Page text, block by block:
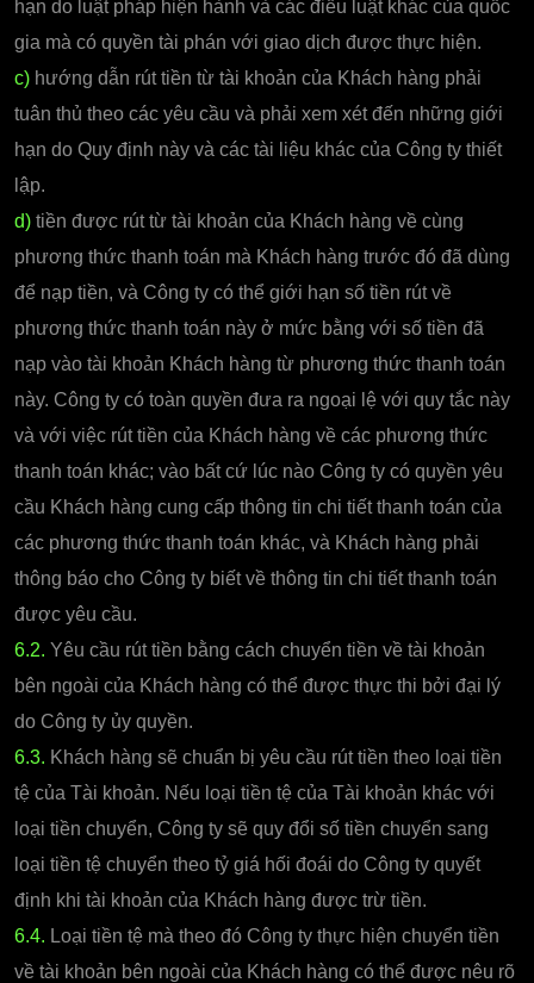
hạn do luật pháp hiện hành và các điều luật khác của quốc
gia mà có quyền tài phán với giao dịch được thực hiện.
c) hướng dẫn rút tiền từ tài khoản của Khách hàng phải
tuân thủ theo các yêu cầu và phải xem xét đến những giới
hạn do Quy định này và các tài liệu khác của Công ty thiết
lập.
d) tiền được rút từ tài khoản của Khách hàng về cùng
phương thức thanh toán mà Khách hàng trước đó đã dùng
để nạp tiền, và Công ty có thể giới hạn số tiền rút về
phương thức thanh toán này ở mức bằng với số tiền đã
nạp vào tài khoản Khách hàng từ phương thức thanh toán
này. Công ty có toàn quyền đưa ra ngoại lệ với quy tắc này
và với việc rút tiền của Khách hàng về các phương thức
thanh toán khác; vào bất cứ lúc nào Công ty có quyền yêu
cầu Khách hàng cung cấp thông tin chi tiết thanh toán của
các phương thức thanh toán khác, và Khách hàng phải
thông báo cho Công ty biết về thông tin chi tiết thanh toán
được yêu cầu.
6.2. Yêu cầu rút tiền bằng cách chuyển tiền về tài khoản
bên ngoài của Khách hàng có thể được thực thi bởi đại lý
do Công ty ủy quyền.
6.3. Khách hàng sẽ chuẩn bị yêu cầu rút tiền theo loại tiền
tệ của Tài khoản. Nếu loại tiền tệ của Tài khoản khác với
loại tiền chuyển, Công ty sẽ quy đổi số tiền chuyển sang
loại tiền tệ chuyển theo tỷ giá hối đoái do Công ty quyết
định khi tài khoản của Khách hàng được trừ tiền.
6.4. Loại tiền tệ mà theo đó Công ty thực hiện chuyển tiền
về tài khoản bên ngoài của Khách hàng có thể được nêu rõ